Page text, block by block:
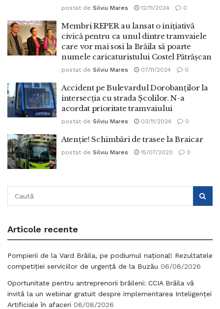
postat de Silviu Mares 12/11/2024 0
Membri REPER au lansat o inițiativă
civică pentru ca unul dintre tramvaiele
care vor mai sosi la Brăila să poarte
numele caricaturistului Costel Pătrășcan
postat de Silviu Mares 07/11/2024 0
Accident pe Bulevardul Dorobanților la
intersecția cu strada Școlilor. N-a
acordat prioritate tramvaiului
postat de Silviu Mares 03/11/2024 0
Atenție! Schimbări de trasee la Braicar
postat de Silviu Mares 15/07/2020 0
Articole recente
Pompierii de la Vard Brăila, pe podiumul național! Rezultatele
competiției serviciilor de urgență de la Buzău 06/08/2026
Oportunitate pentru antreprenorii brăileni: CCIA Brăila vă
invită la un webinar gratuit despre implementarea Inteligenței
Artificiale în afaceri 06/08/2026